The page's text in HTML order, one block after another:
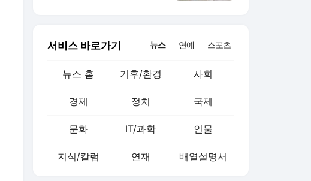
서비스 바로가기 뉴스 연예 스포츠
뉴스 홈 기후/환경 사회
경제 정치 국제
문화 IT/과학 인물
지식/칼럼 연재 배열설명서